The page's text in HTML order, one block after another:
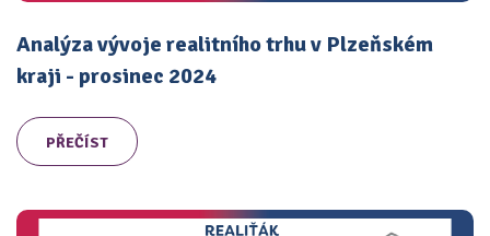
Analýza vývoje realitního trhu v Plzeňském
kraji - prosinec 2024
PŘEČÍST